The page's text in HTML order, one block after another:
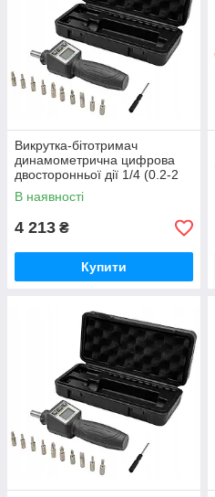
Викрутка-бітотримач
динамометрична цифрова
двосторонньої дії 1/4 (0.2-2
Нм) PROTESTER ANS-R-2
В наявності
4 213 ₴
Купити